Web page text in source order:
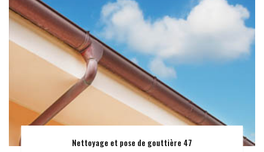
Nettoyage et pose de gouttière 47